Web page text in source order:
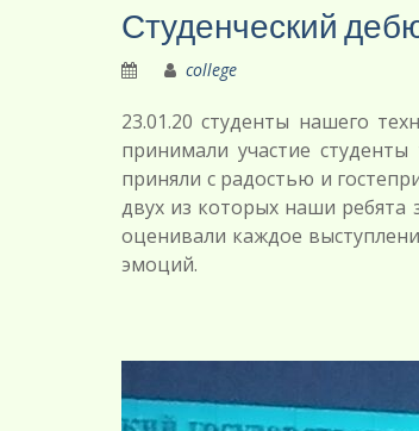
Студенческий
college
23.01.20 студенты нашего
принимали участие
приняли с радостью и
двух из которых наши
оценивали каждое
эмоций.